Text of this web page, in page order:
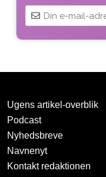
Tak
Ugens artikel-overblik
Podcast
Nyhedsbreve
Navnenyt
Kontakt redaktionen